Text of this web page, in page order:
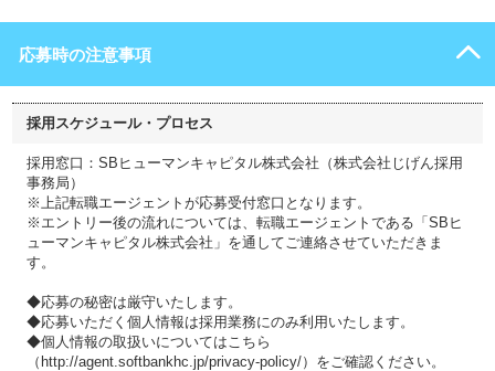
応募時の注意事項
採用スケジュール・プロセス
採用窓口：SBヒューマンキャピタル株式会社（株式会社じげん採用
事務局）
※上記転職エージェントが応募受付窓口となります。
※エントリー後の流れについては、転職エージェントである「SBヒ
ューマンキャピタル株式会社」を通してご連絡させていただきま
す。
◆応募の秘密は厳守いたします。
◆応募いただく個人情報は採用業務にのみ利用いたします。
◆個人情報の取扱いについてはこちら
（http://agent.softbankhc.jp/privacy-policy/）をご確認ください。